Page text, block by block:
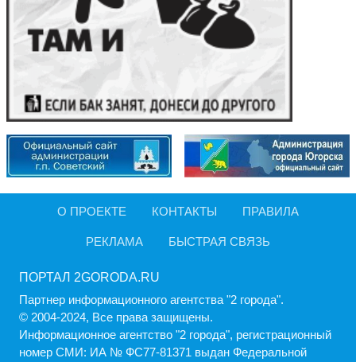
О ПРОЕКТЕ КОНТАКТЫ ПРАВИЛА
РЕКЛАМА БЫСТРАЯ СВЯЗЬ
ПОРТАЛ 2GORODA.RU
Партнер информационного агентства "2 города".
© 2004-2024, Все права защищены.
Информационное агентство "2 города", регистрационный
номер СМИ: ИА № ФС77-81371 выдан Федеральной